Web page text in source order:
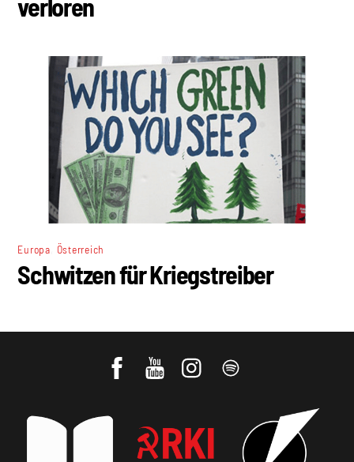
verloren
Europa Österreich
Schwitzen für Kriegstreiber